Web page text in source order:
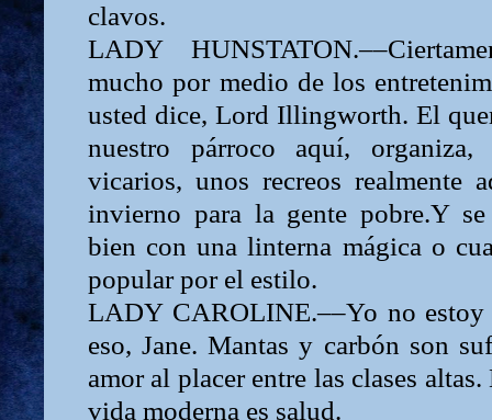
clavos.
LADY
mucho por medio de los
usted dice, Lord Illingworth. El
nues­tro párroco aquí,
vicarios, unos recreos realmente
invierno para la gente pobre.Y
bien con una lin­terna mágica o
popular por el estilo.
LADY CAROLINE.––Yo no estoy
eso,Jane.Mantas y carbón son
amor al placer entre las clases
vida moderna es salud.